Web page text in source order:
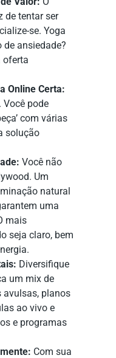
de tentar ser
se. Yoga
ansiedade?
oferta
Online Certa:
Você pode
com várias
solução
Você não
Um
natural
uma
mais
seja claro, bem
Diversifique
um mix de
avulsas, planos
ao vivo e
e programas
Com sua